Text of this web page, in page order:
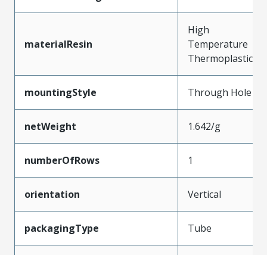
materialResin
High
Temperature
Thermoplastic
mountingStyle Through Hole
netWeight 1.642/g
numberOfRows 1
orientation Vertical
packagingType Tube